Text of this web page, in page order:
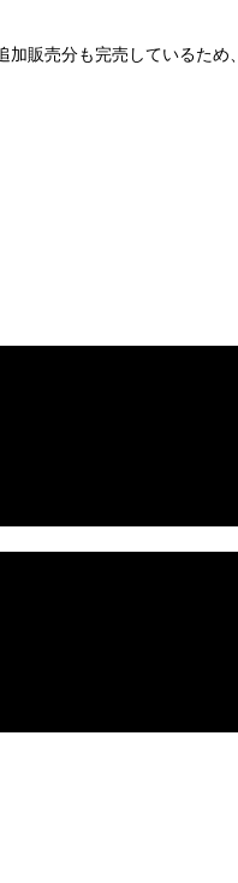
販売分も完売しているため、